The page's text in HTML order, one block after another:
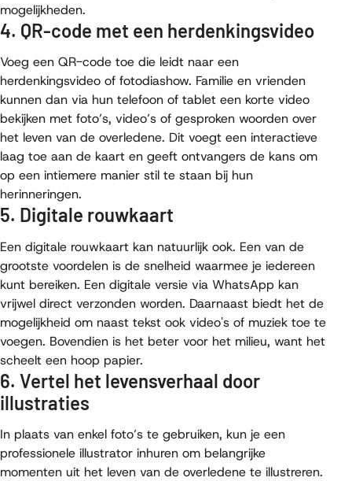
mogelijkheden.
4. QR-code met een herdenkingsvideo
Voeg een QR-code toe die leidt naar een
herdenkingsvideo of fotodiashow. Familie en vrienden
kunnen dan via hun telefoon of tablet een korte video
bekijken met foto’s, video’s of gesproken woorden over
het leven van de overledene. Dit voegt een interactieve
laag toe aan de kaart en geeft ontvangers de kans om
op een intiemere manier stil te staan bij hun
herinneringen.
5. Digitale rouwkaart
Een digitale rouwkaart kan natuurlijk ook. Een van de
grootste voordelen is de snelheid waarmee je iedereen
kunt bereiken. Een digitale versie via WhatsApp kan
vrijwel direct verzonden worden. Daarnaast biedt het de
mogelijkheid om naast tekst ook video's of muziek toe te
voegen. Bovendien is het beter voor het milieu, want het
scheelt een hoop papier.
6. Vertel het levensverhaal door
illustraties
In plaats van enkel foto’s te gebruiken, kun je een
professionele illustrator inhuren om belangrijke
momenten uit het leven van de overledene te illustreren.